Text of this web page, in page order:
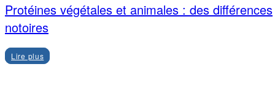
Protéines végétales et animales : des différences
notoires
Lire plus